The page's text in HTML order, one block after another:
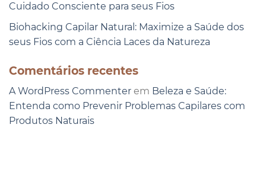
Cuidado Consciente para seus Fios
Biohacking Capilar Natural: Maximize a Saúde dos
seus Fios com a Ciência Laces da Natureza
Comentários recentes
A WordPress Commenter em Beleza e Saúde:
Entenda como Prevenir Problemas Capilares com
Produtos Naturais